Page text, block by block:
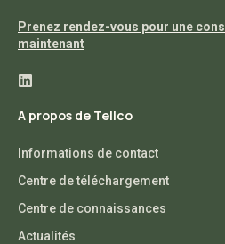
Prenez rendez-vous pour une
maintenant
A propos de Tellco
Informations de contact
Centre de téléchargement
Centre de connaissances
Actualités